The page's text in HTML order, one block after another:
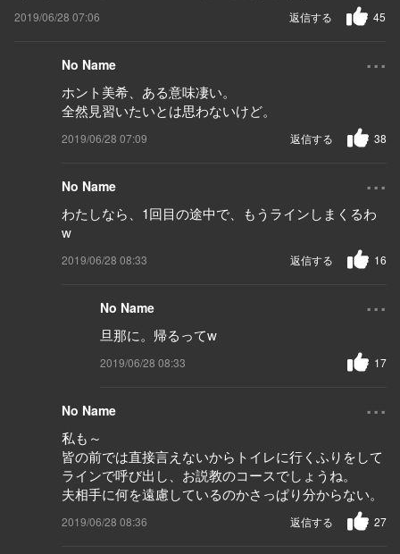
2019/06/28 07:06 45
返信する
No Name ...
ホント美希、ある意味凄い。
全然見習いたいとは思わないけど。
2019/06/28 07:09 38
返信する
No Name ...
わたしなら、1回目の途中で、もうラインしまくるわ
w
2019/06/28 08:33 16
返信する
No Name ...
旦那に。帰るってw
2019/06/28 08:33 17
No Name ...
私も～
皆の前では直接言えないからトイレに行くふりをして
ラインで呼び出し、お説教のコースでしょうね。
夫相手に何を遠慮しているのかさっぱり分からない。
2019/06/28 08:36 27
返信する